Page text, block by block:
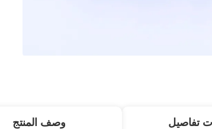
تفاصيل وصف المنتج